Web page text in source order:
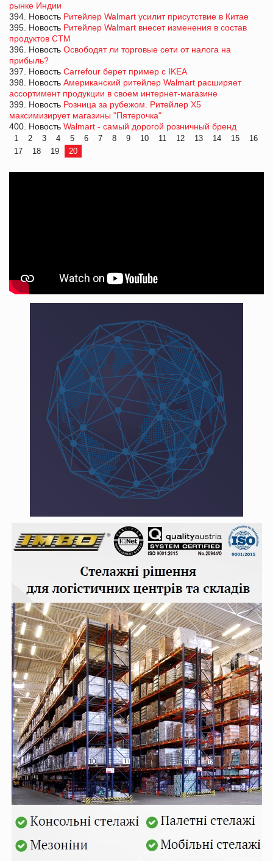
рынке Индии
394. Новость Ритейлер Walmart усилит присутствие в Китае
395. Новость Ритейлер Walmart внесет изменения в состав
продуктов СТМ
396. Новость Освободят ли торговые сети от налога на
прибыль?
397. Новость Carrefour берет пример с IKEA
398. Новость Американский ритейлер Walmart расширяет
ассортимент продукции в своем интернет-магазине
399. Новость Розница за рубежом. Ритейлер X5
максимизирует магазины "Пятерочка"
400. Новость Walmart - самый дорогой розничный бренд
1 2 3 4 5 6 7 8 9 10 11 12 13 14 15
16
17
18 19 20